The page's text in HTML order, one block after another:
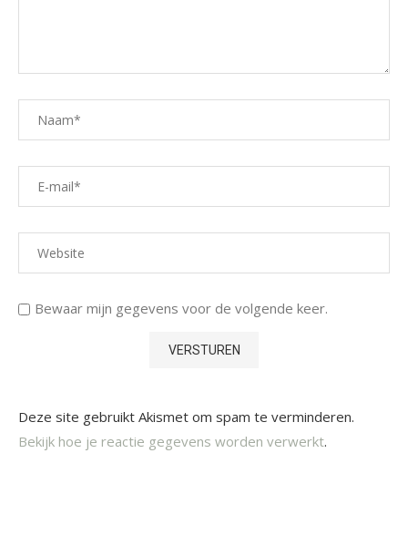
Bewaar mijn gegevens voor de volgende keer.
Deze site gebruikt Akismet om spam te verminderen.
Bekijk hoe je reactie gegevens worden verwerkt.